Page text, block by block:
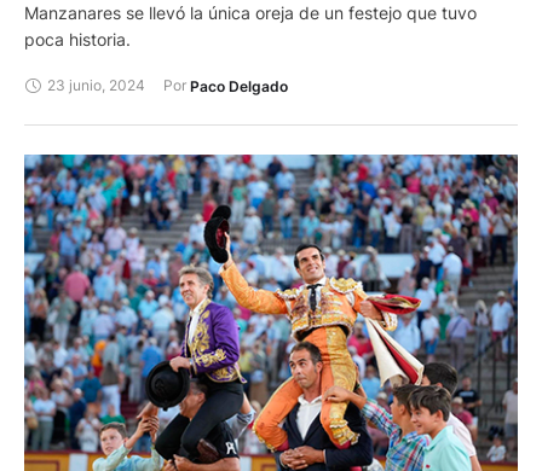
Manzanares se llevó la única oreja de un festejo que tuvo
poca historia.
23 junio, 2024 Por Paco Delgado